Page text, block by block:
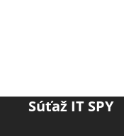
Súťaž IT SPY